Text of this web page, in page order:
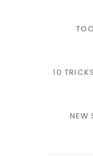
10
NEW